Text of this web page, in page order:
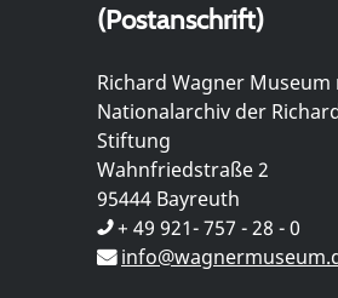
(Postanschrift)
Richard Wagner Museum
Nationalarchiv der
Stiftung
Wahnfriedstraße 2
95444 Bayreuth
+ 49 921- 757 - 28 - 0